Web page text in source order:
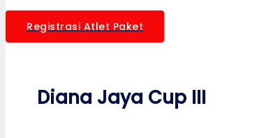
Registrasi Atlet Paket
Diana Jaya Cup III